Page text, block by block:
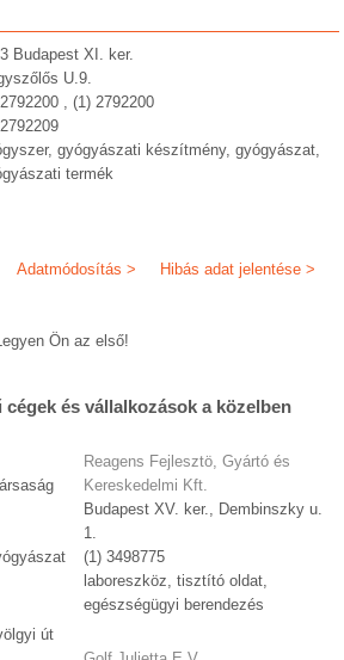
Budapest XI. ker.
U.9.
, (1) 2792200
gyógyászati készítmény, gyógyászat,
termék
Hibás adat jelentése >
Adatmódosítás >
Ön az első!
és vállalkozások a közelben
út
Reagens Fejlesztö, Gyártó és
Kereskedelmi Kft.
Budapest XV. ker., Dembinszky u.
1.
(1) 3498775
laboreszköz, tisztító oldat,
egészségügyi berendezés